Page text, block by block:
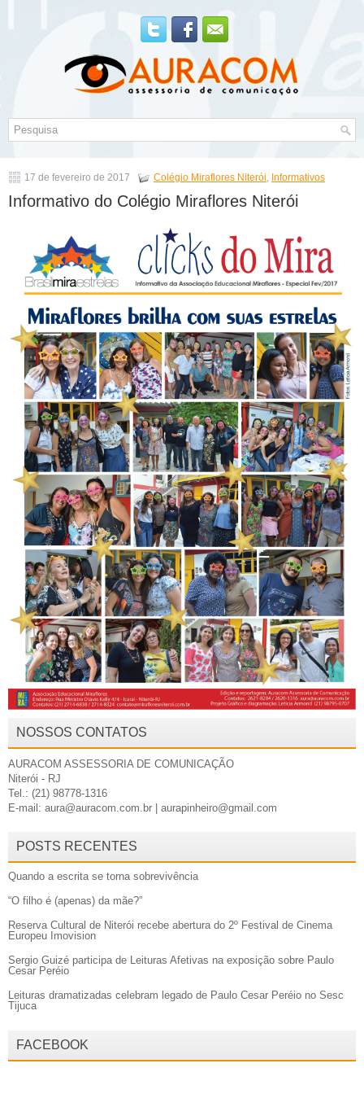
17 de fevereiro de 2017 Colégio Miraflores Niterói, Informativos
Informativo do Colégio Miraflores Niterói
NOSSOS CONTATOS
AURACOM ASSESSORIA DE COMUNICAÇÃO
Niterói - RJ
Tel.: (21) 98778-1316
E-mail: aura@auracom.com.br | aurapinheiro@gmail.com
POSTS RECENTES
Quando a escrita se torna sobrevivência
“O filho é (apenas) da mãe?”
Reserva Cultural de Niterói recebe abertura do 2º Festival de Cinema
Europeu Imovision
Sergio Guizé participa de Leituras Afetivas na exposição sobre Paulo
Cesar Peréio
Leituras dramatizadas celebram legado de Paulo Cesar Peréio no Sesc
Tijuca
FACEBOOK